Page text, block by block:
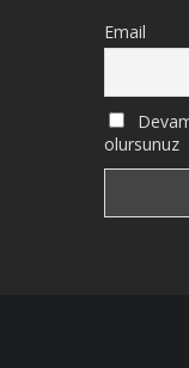
Email
olursunuz